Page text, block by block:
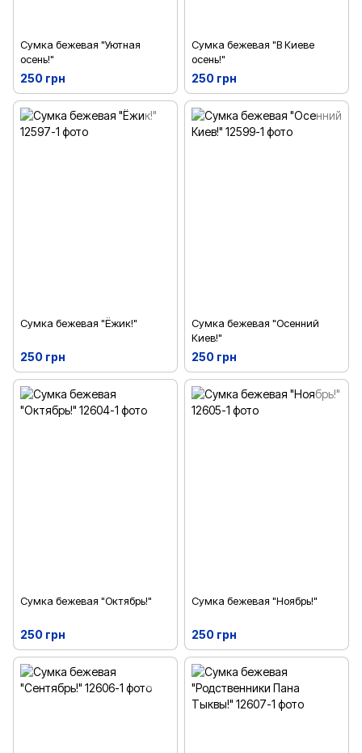
Сумка бежевая "Уютная
осень!"
250 грн
Сумка бежевая "В Киеве
осень!"
250 грн
Сумка бежевая "Ёжик!"
250 грн
Сумка бежевая "Осенний
Киев!"
250 грн
Сумка бежевая "Октябрь!"
250 грн
Сумка бежевая "Ноябрь!"
250 грн